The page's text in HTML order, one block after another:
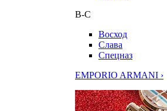
В-С
Восход
Слава
Спецназ
EMPORIO ARMANI ›